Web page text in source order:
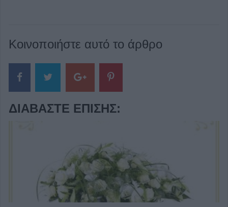
Κοινοποιήστε αυτό το άρθρο
ΔΙΑΒΆΣΤΕ ΕΠΊΣΗΣ: